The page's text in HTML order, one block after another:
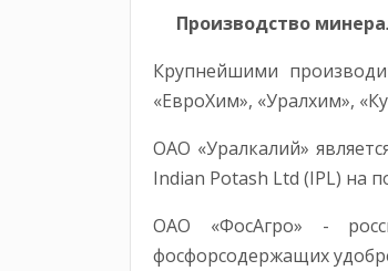
Производство
Крупнейшими
«ЕвроХим», «Уралхим»,
ОАО «Уралкалий»
Indian Potash Ltd (IPL) на
ОАО «ФосАгро» -
фосфорсодержащих